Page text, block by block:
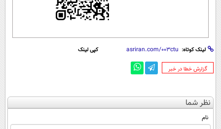
لینک کوتاه: کپی لینک
‌گزارش خطا در خبر
نظر شما
نام